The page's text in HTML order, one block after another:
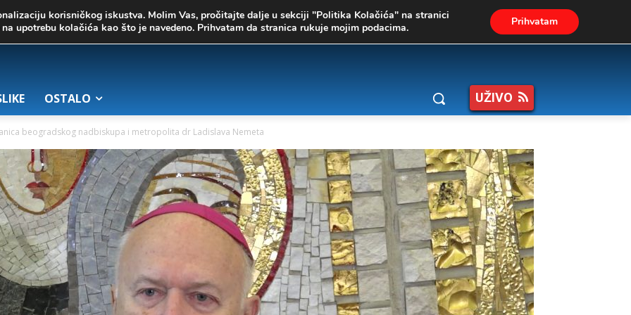
OSTALO UŽIVO
beogradskog nadbiskupa i metropolita dr Ladislava Nemeta
korisničkog iskustva. Molim Vas, pročitajte dalje u sekciji "Politika Kolačića" na stranici
upotrebu kolačića kao što je navedeno. Prihvatam da stranica rukuje mojim podacima. Prihvatam